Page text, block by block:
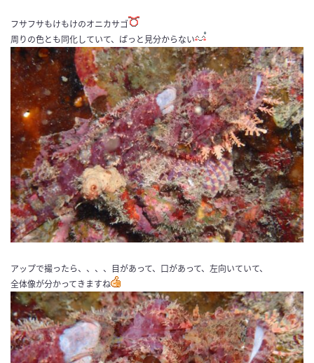
フサフサもけもけのオニカサゴ
周りの色とも同化していて、ぱっと見分からない
アップで撮ったら、、、、目があって、口があって、左向いていて、
全体像が分かってきますね